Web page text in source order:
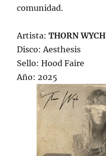
comunidad.
Artista:THORN WYCH
Disco: Aesthesis
Sello: Hood Faire
Año: 2025